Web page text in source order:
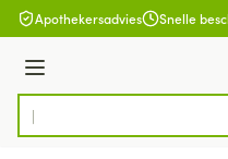
Ga naar de inhoud
Apothekersadvies Snelle
Menu
Product, merk, categorie...